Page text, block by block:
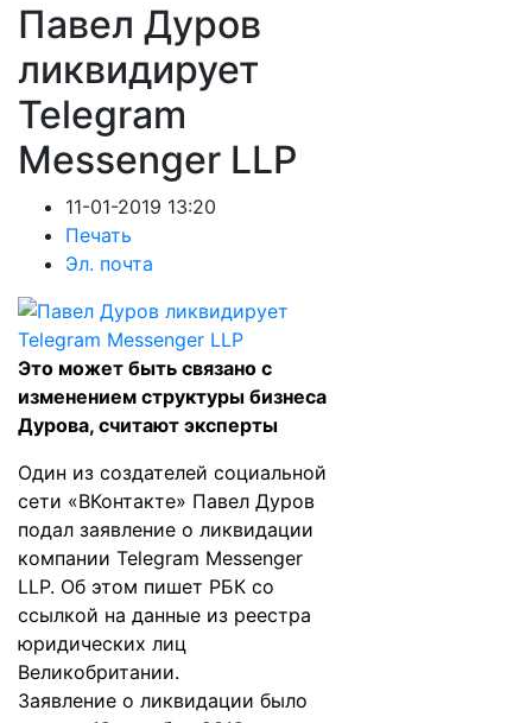
Павел Дуров
ликвидирует
Telegram
Messenger LLP
11-01-2019 13:20
Печать
Эл. почта
Это может быть связано с
изменением структуры бизнеса
Дурова, считают эксперты
Один из создателей социальной
сети «ВКонтакте» Павел Дуров
подал заявление о ликвидации
компании Telegram Messenger
LLP. Об этом пишет РБК со
ссылкой на данные из реестра
юридических лиц
Великобритании.
Заявление о ликвидации было